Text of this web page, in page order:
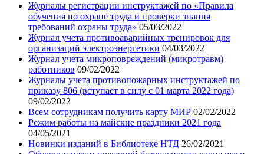
Журналы регистрации инструктажей по «Правила
обучения по охране труда и проверки знания
требований охраны труда» 05/03/2022
Журнал учета противоаварийных тренировок для
организаций электроэнергетики 04/03/2022
Журнал учета микроповреждений (микротравм)
работников 09/02/2022
Журналы учета противопожарных инструктажей по
приказу 806 (вступает в силу с 01 марта 2022 года)
09/02/2022
Всем сотрудникам получить карту МИР 02/02/2022
Режим работы на майские праздники 2021 года
04/05/2021
Новинки изданий в Библиотеке НТД 26/02/2021